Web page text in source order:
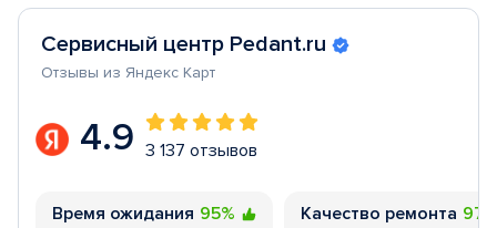
Сервисный центр Pedant.ru
Отзывы из Яндекс Карт
4.9 3 137 отзывов
Время ожидания 95% Качество ремонта